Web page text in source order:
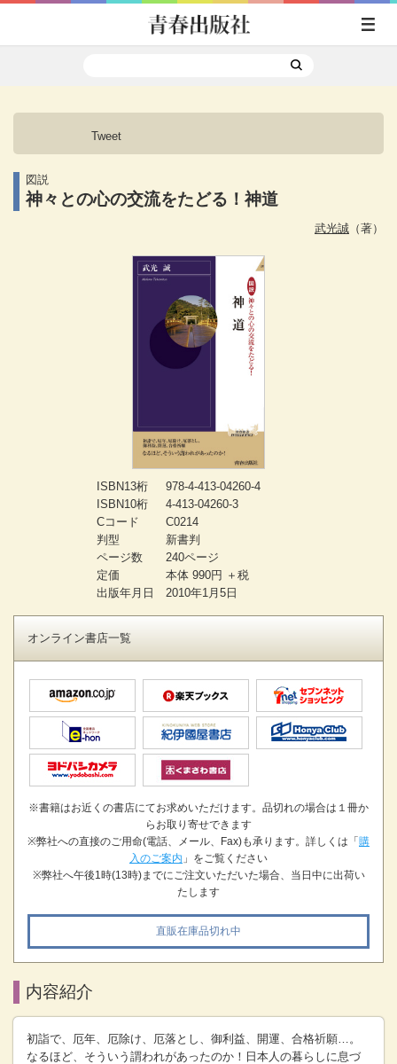
Tweet
図説
神々との心の交流をたどる！神道
武光誠 （著）
ISBN13桁
978-4-413-04260-4
ISBN10桁
4-413-04260-3
Cコード
C0214
判型
新書判
ページ数
240ページ
定価
本体 990円 ＋税
出版年月日
2010年1月5日
オンライン書店一覧
※書籍はお近くの書店にてお求めいただけます。品切れの場合は１冊か
らお取り寄せできます
※弊社への直接のご用命(電話、メール、Fax)も承ります。詳しくは「購
入のご案内 」をご覧ください
※弊社へ午後1時(13時)までにご注文いただいた場合、当日中に出荷い
たします
直販在庫品切れ中
内容紹介
初詣で、厄年、厄除け、厄落とし、御利益、開運、合格祈願…。
なるほど、そういう謂われがあったのか！日本人の暮らしに息づ